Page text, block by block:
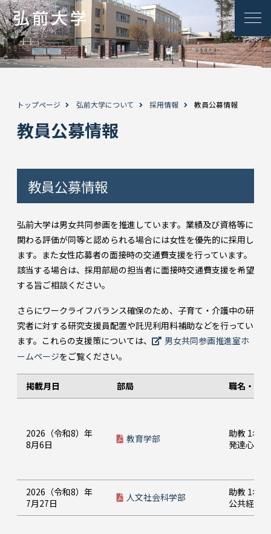
トップページ 弘前大学について 採用情報 教員公募情報
教員公募情報
教員公募情報
弘前大学は男女共同参画を推進しています。業績及び資格等に
関わる評価が同等と認められる場合には女性を優先的に採用し
ます。また女性応募者の面接時の交通費支援を行っています。
該当する場合は、採用部局の担当者に面接時交通費支援を希望
する旨ご相談ください。
さらにワークライフバランス確保のため、子育て・介護中の研
究者に対する研究支援員配置や託児利用料補助などを行ってい
ます。これらの支援策については、
男女共同参画推進室ホ
ームページをご覧ください。
掲載月日 部局 職名・人員
2026（令和8）年
8月6日
教育学部
助教 1名
発達心理
2026（令和8）年
7月27日
人文社会科学部
助教 1名
公共経済